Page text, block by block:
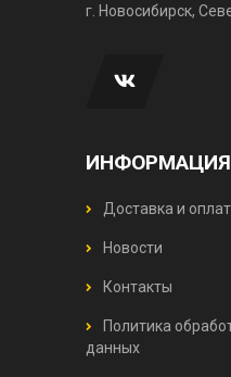
г. Новосибирск,
ИНФОРМАЦИЯ
Доставка и
Новости
Контакты
Политика
данных